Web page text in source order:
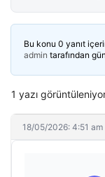
Bu konu 0 yanıt
admin tarafından
1 yazı
18/05/2026: 4:51 am